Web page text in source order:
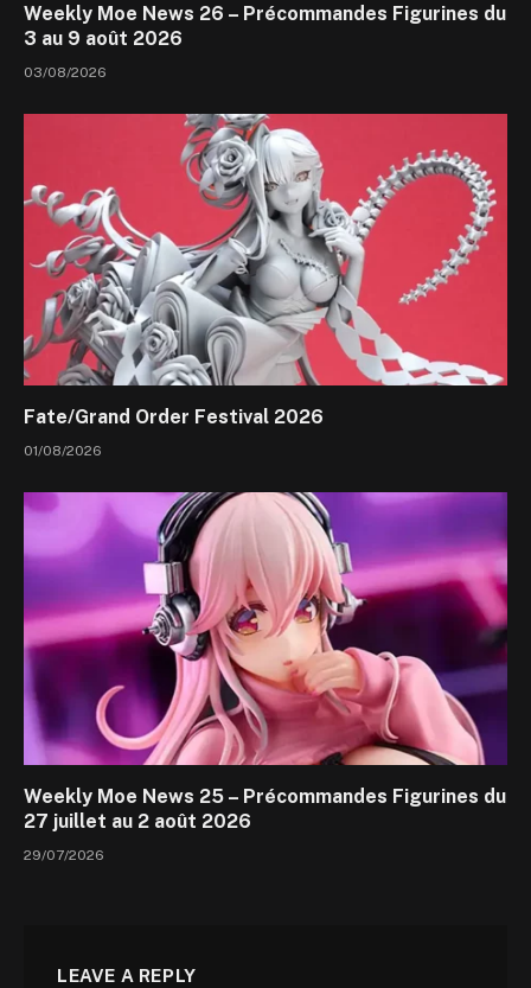
Weekly Moe News 26 – Précommandes Figurines du
3 au 9 août 2026
03/08/2026
Fate/Grand Order Festival 2026
01/08/2026
Weekly Moe News 25 – Précommandes Figurines du
27 juillet au 2 août 2026
29/07/2026
LEAVE A REPLY